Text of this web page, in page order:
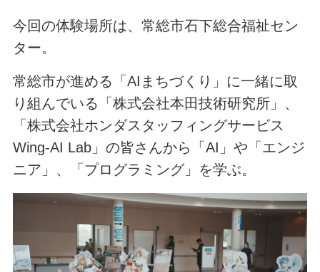
今回の体験場所は、常総市石下総合福祉セン
ター。
常総市が進める「AIまちづくり」に一緒に取
り組んでいる「株式会社本田技術研究所」、
「株式会社ホンダスタッフィングサービス
Wing-AI Lab」の皆さんから「AI」や「エンジ
ニア」、「プログラミング」を学ぶ。